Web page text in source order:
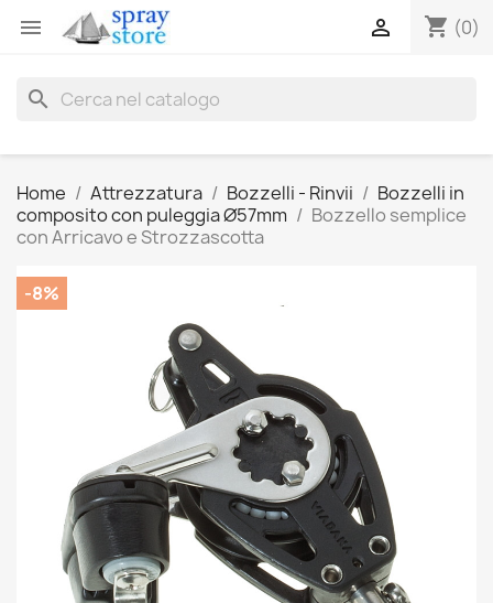
 shopping_cart (0)

search
Home Attrezzatura Bozzelli - Rinvii
Bozzelli in
composito con puleggia Ø57mm
Bozzello semplice
con Arricavo e Strozzascotta
-8%